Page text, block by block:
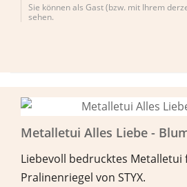
Sie können als Gast (bzw. mit Ihrem
sehen.
Metalletui Alles Liebe -
Liebevoll bedrucktes
Pralinenriegel von STYX.